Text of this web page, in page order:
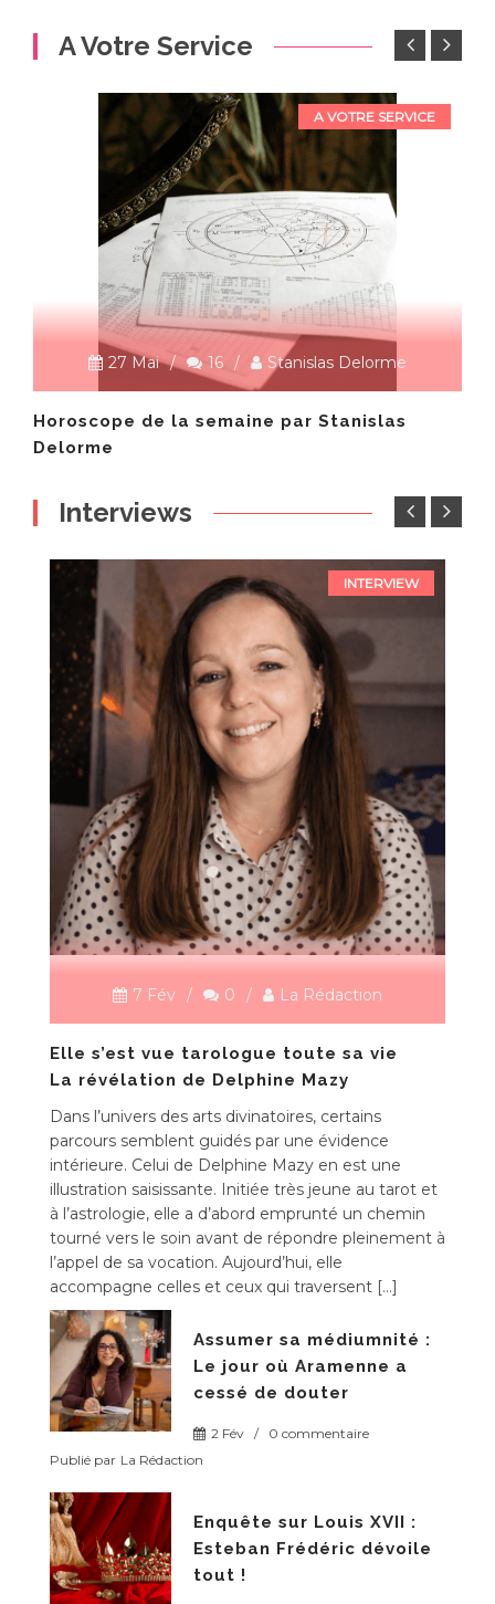
A Votre Service
A VOTRE SERVICE
27 Mai / 16 / Stanislas Delorme
Horoscope de la semaine par Stanislas
Delorme
Interviews
INTERVIEW
7 Fév / 0 / La Rédaction
Elle s’est vue tarologue toute sa vie
La révélation de Delphine Mazy
Dans l’univers des arts divinatoires, certains
parcours semblent guidés par une évidence
intérieure. Celui de Delphine Mazy en est une
illustration saisissante. Initiée très jeune au tarot et
à l’astrologie, elle a d’abord emprunté un chemin
tourné vers le soin avant de répondre pleinement à
l’appel de sa vocation. Aujourd’hui, elle
accompagne celles et ceux qui traversent […]
Assumer sa médiumnité :
Le jour où Aramenne a
cessé de douter
2 Fév /
0 commentaire
Publié par La Rédaction
Enquête sur Louis XVII :
Esteban Frédéric dévoile
tout !